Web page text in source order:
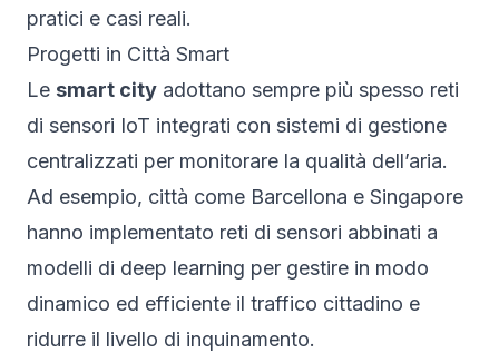
pratici e casi reali.
Progetti in Città Smart
Le smart city adottano sempre più spesso reti
di sensori IoT integrati con sistemi di gestione
centralizzati per monitorare la qualità dell’aria.
Ad esempio, città come Barcellona e Singapore
hanno implementato reti di sensori abbinati a
modelli di deep learning per gestire in modo
dinamico ed efficiente il traffico cittadino e
ridurre il livello di inquinamento.